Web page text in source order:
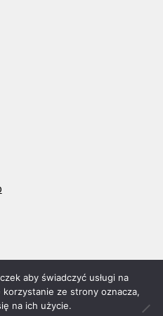
Michal Zalas
aby świadczyć usługi na
korzystanie ze strony oznacza,
na ich użycie.